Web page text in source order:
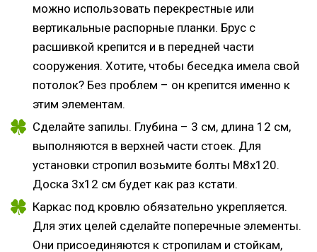
можно использовать перекрестные или
вертикальные распорные планки. Брус с
расшивкой крепится и в передней части
сооружения. Хотите, чтобы беседка имела свой
потолок? Без проблем – он крепится именно к
этим элементам.
Сделайте запилы. Глубина – 3 см, длина 12 см,
выполняются в верхней части стоек. Для
установки стропил возьмите болты М8х120.
Доска 3х12 см будет как раз кстати.
Каркас под кровлю обязательно укрепляется.
Для этих целей сделайте поперечные элементы.
Они присоединяются к стропилам и стойкам,